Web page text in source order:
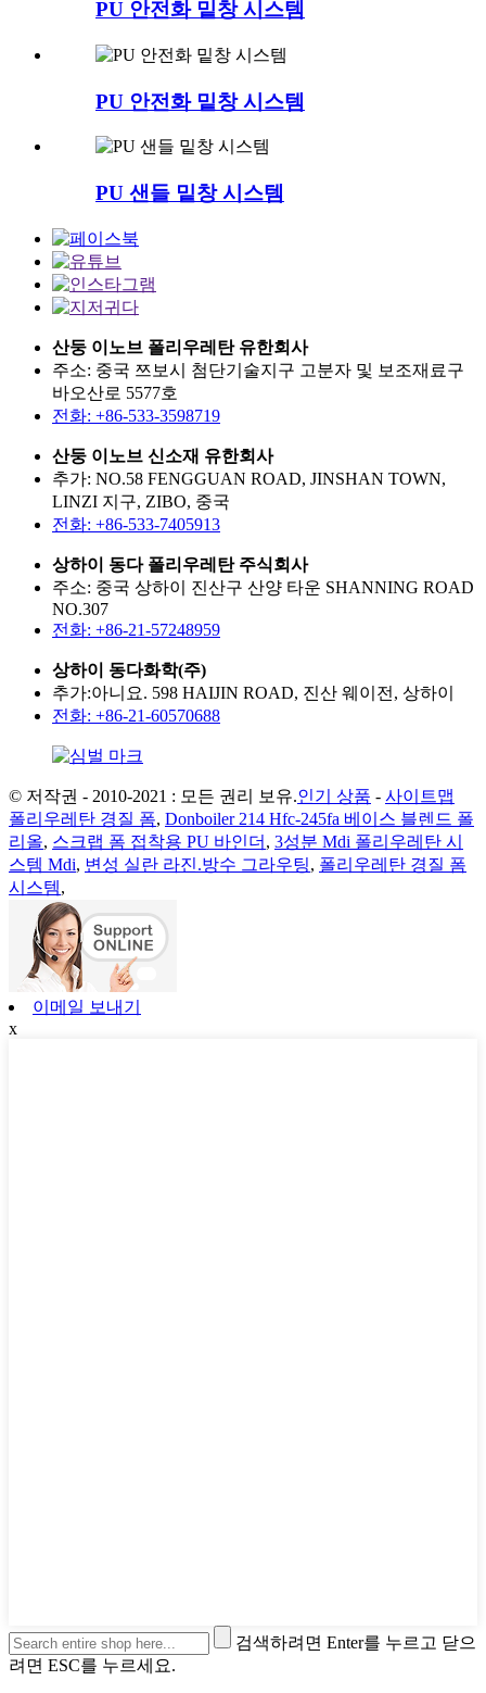
PU 안전화 밑창 시스템
PU 안전화 밑창 시스템
PU 샌들 밑창 시스템
산둥 이노브 폴리우레탄 유한회사
주소: 중국 쯔보시 첨단기술지구 고분자 및 보조재료구
바오산로 5577호
전화: +86-533-3598719
산둥 이노브 신소재 유한회사
추가: NO.58 FENGGUAN ROAD, JINSHAN TOWN,
LINZI 지구, ZIBO, 중국
전화: +86-533-7405913
상하이 동다 폴리우레탄 주식회사
주소: 중국 상하이 진산구 산양 타운 SHANNING ROAD
NO.307
전화: +86-21-57248959
상하이 동다화학(주)
추가:아니요. 598 HAIJIN ROAD, 진산 웨이전, 상하이
전화: +86-21-60570688
© 저작권 - 2010-2021 : 모든 권리 보유.인기 상품 - 사이트맵
폴리우레탄 경질 폼, Donboiler 214 Hfc-245fa 베이스 블렌드 폴
리올, 스크랩 폼 접착용 PU 바인더 , 3성분 Mdi 폴리우레탄 시
스템 Mdi, 변성 실란 라진.방수 그라우팅, 폴리우레탄 경질 폼
시스템,
이메일 보내기
x
검색하려면 Enter를 누르고 닫으
려면 ESC를 누르세요.